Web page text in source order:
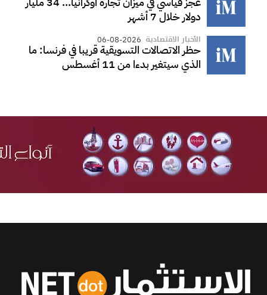
دولار خلال 7 أشهر
الأخبار الاقتصادية 06-08-2026
حظر الاتصالات التسويقية قريبا في فرنسا: ما
الذي سيتغير بدءا من 11 أغسطس